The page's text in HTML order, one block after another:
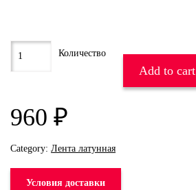
960 ₽
Add to cart
Category: Лента латунная
Условия доставки